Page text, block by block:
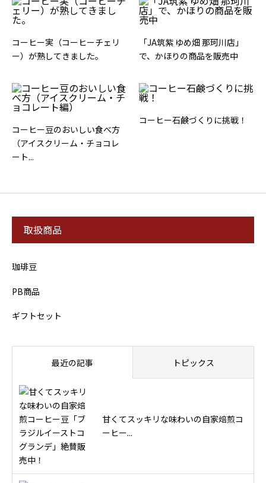
コーヒー実（コーヒーチェリ
ー）が熟してきました。
「JA筑紫 ゆめ畑 那珂川店」
で、かほりの商品を販売中
コーヒー豆のおいしい食べ方
（アイスクリーム・チョコレ
ート...
コーヒー石鹸づくりに挑戦！
取扱商品
珈琲豆
PB商品
ギフトセット
最近の記事 トピックス
甘くてスッキリな味わいの自家焙煎コ
ーヒー...